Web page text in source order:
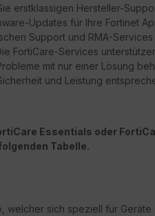
erstklassigen Hersteller-
Updates für Ihre Fortinet
Support und RMA-
FortiCare-Services
mit nur einer Lösung
und Leistung
Essentials oder
Tabelle.
welcher sich speziell für